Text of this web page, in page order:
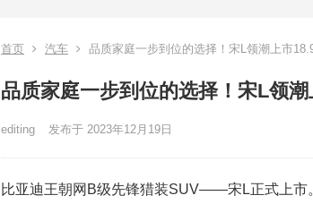
首页 汽车 品质家庭一步到位的选择！宋L领潮上市
品质家庭一步到位的选择！宋L领
editing 发布于 2023年12月19日
比亚迪王朝网B级先锋猎装SUV——宋L正式上市